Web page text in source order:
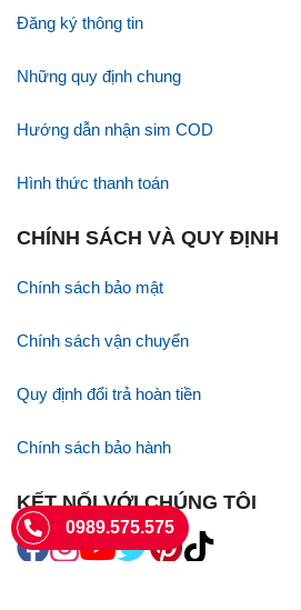
Đăng ký thông tin
Những quy định chung
Hướng dẫn nhận sim COD
Hình thức thanh toán
CHÍNH SÁCH VÀ QUY ĐỊNH
Chính sách bảo mật
Chính sách vận chuyển
Quy định đổi trả hoàn tiền
Chính sách bảo hành
KẾT NỐI VỚI CHÚNG TÔI
0989.575.575